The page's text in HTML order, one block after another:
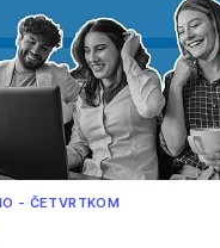
- ČETVRTKOM